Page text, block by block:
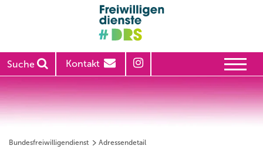
Suche Kontakt
Bundesfreiwilligendienst Adressendetail